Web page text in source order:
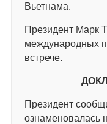
Вьетнама.
Президент Марк
международных
встрече.
Президент
ознаменовалась